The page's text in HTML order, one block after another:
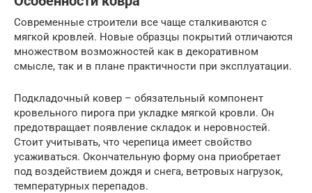
Современные строители все чаще сталкиваются с
мягкой кровлей. Новые образцы покрытий отличаются
множеством возможностей как в декоративном
смысле, так и в плане практичности при эксплуатации.
Подкладочный ковер – обязательный компонент
кровельного пирога при укладке мягкой кровли. Он
предотвращает появление складок и неровностей.
Стоит учитывать, что черепица имеет свойство
усаживаться. Окончательную форму она приобретает
под воздействием дождя и снега, ветровых нагрузок,
температурных перепадов.